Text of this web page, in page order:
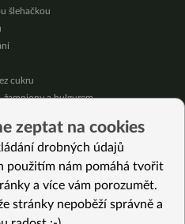
šlehačkou
cukru
žampiony a bulgurem
zeptat na cookies
drobných údajů
použitím nám pomáhá tvořit
a více vám porozumět.
stránky nepoběží správně a